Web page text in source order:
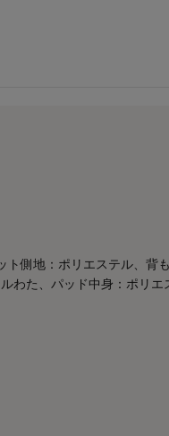
ト側地：ポリエステル、背
わた、パッド中身：ポリエ